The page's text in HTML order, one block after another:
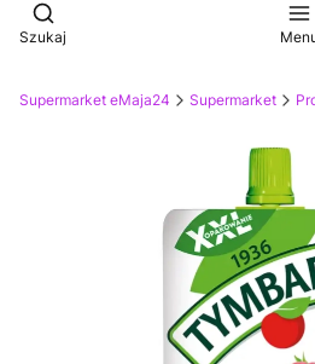
Otwórz wyszukiwarkę
Szukaj
Supermarket eMaja24 Supermarket